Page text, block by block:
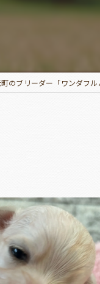
のブリーダー「ワンダフル